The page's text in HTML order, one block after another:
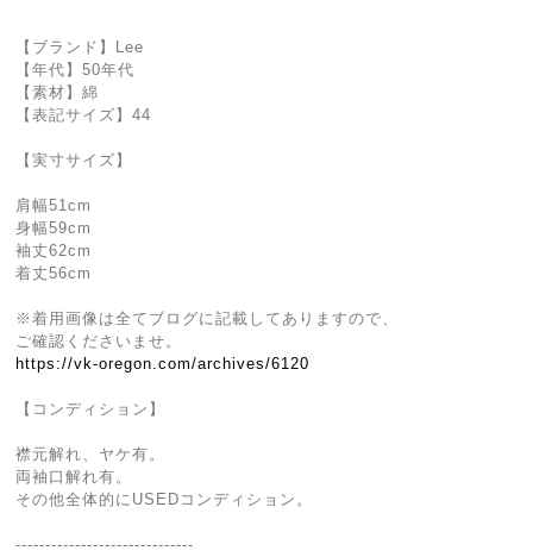
【ブランド】Lee
【年代】50年代
【素材】綿
【表記サイズ】44
【実寸サイズ】
肩幅51cm
身幅59cm
袖丈62cm
着丈56cm
※着用画像は全てブログに記載してありますので、
ご確認くださいませ。
https://vk-oregon.com/archives/6120
【コンディション】
襟元解れ、ヤケ有。
両袖口解れ有。
その他全体的にUSEDコンディション。
------------------------------